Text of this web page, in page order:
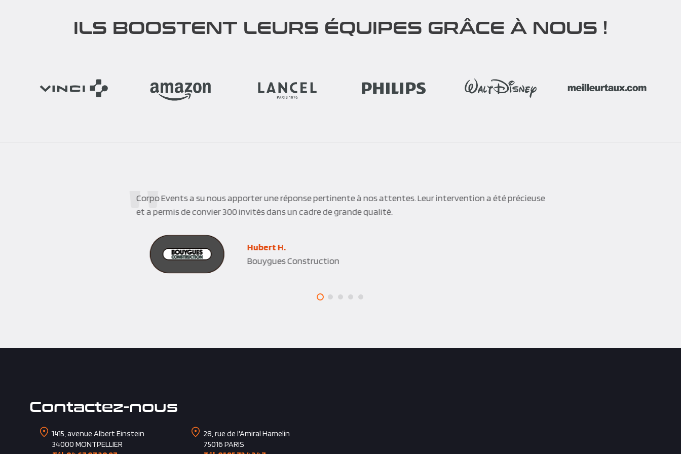
ILS BOOSTENT LEURS ÉQUIPES GRÂCE À NOUS !
Corpo Events a su nous apporter une réponse pertinente à nos attentes. Leur intervention a été précieuse
et a permis de convier 300 invités dans un cadre de grande qualité.
Hubert H.
Bouygues Construction
Contactez-nous
1415, avenue Albert Einstein
34000 MONTPELLIER
28, rue de l'Amiral Hamelin
75016 PARIS